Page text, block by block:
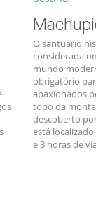
O santuário
considerada
mundo
obrigatório
apaxionados
topo da
descoberto
está localizado
e 3 horas de